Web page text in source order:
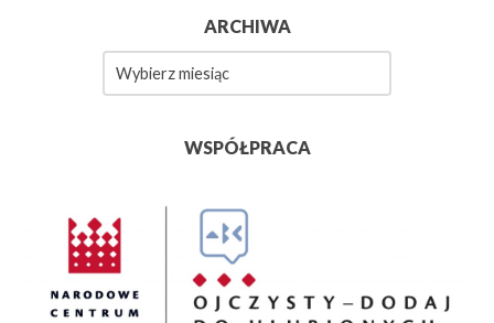
ARCHIWA
WSPÓŁPRACA